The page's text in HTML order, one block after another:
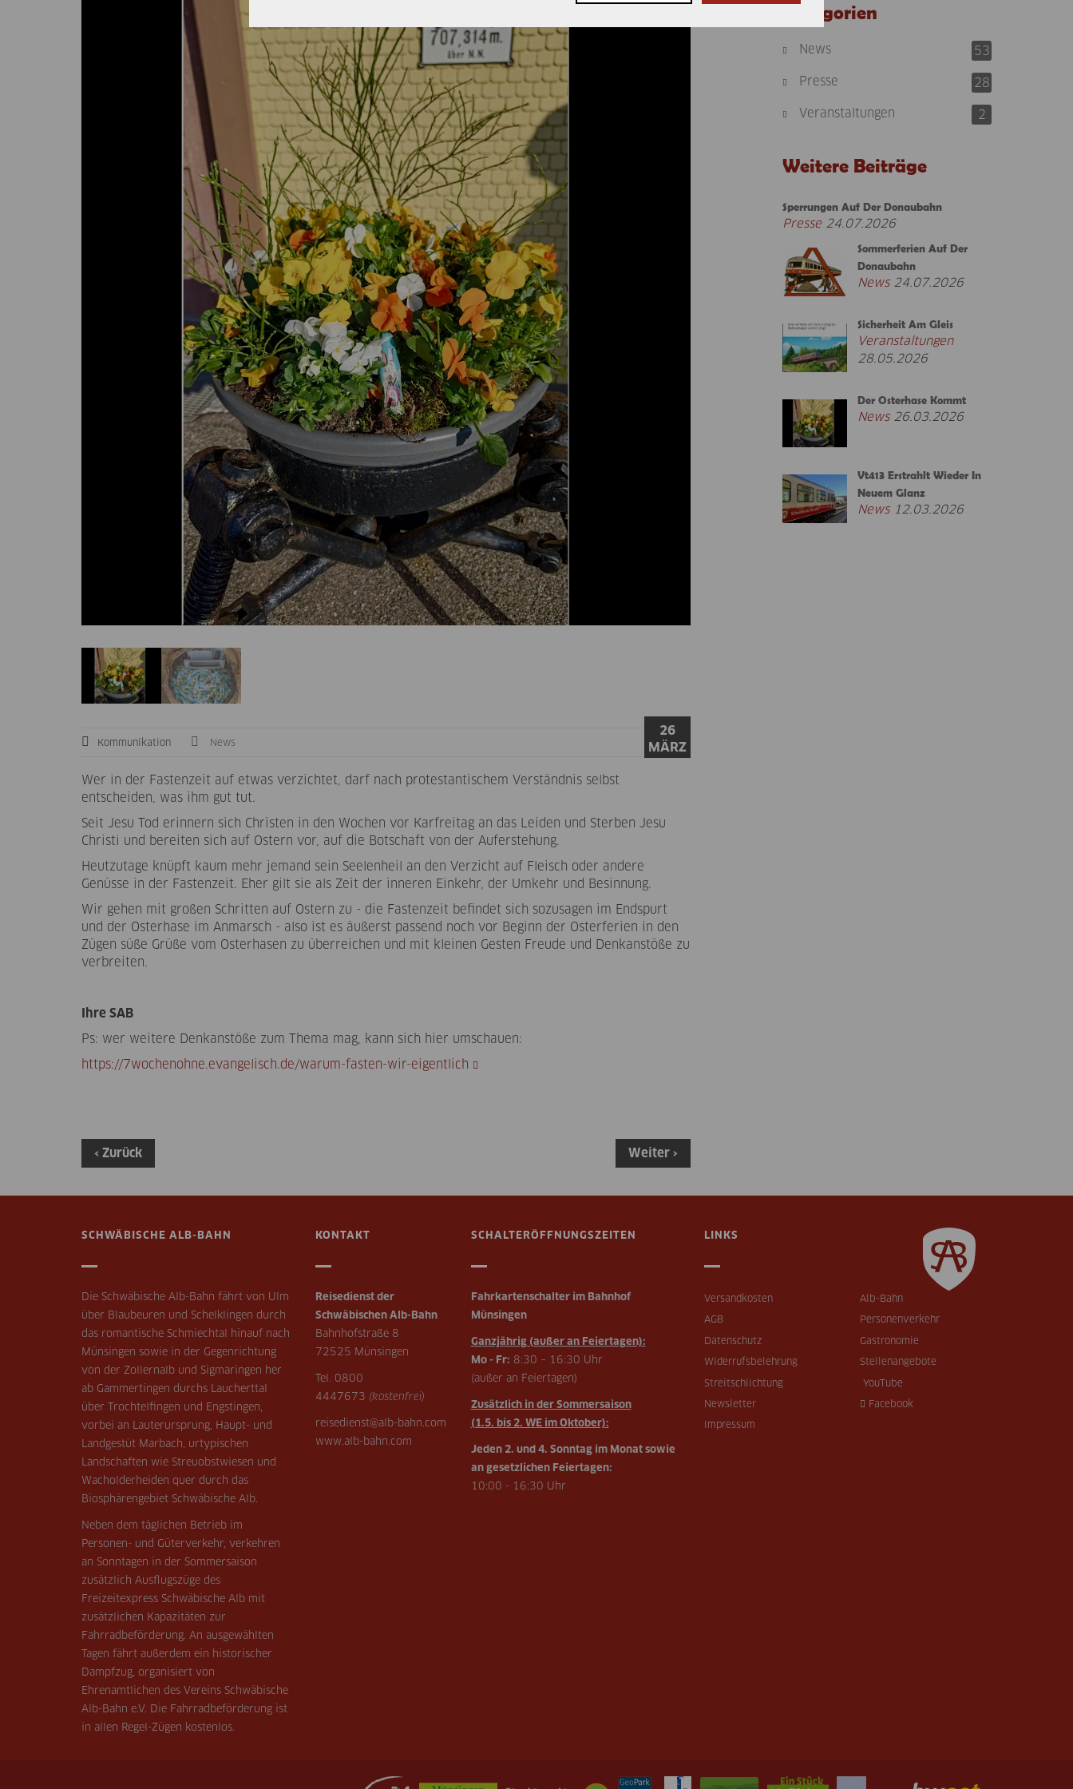
Kommunikation News
26
MÄRZ
Wer in der Fastenzeit auf etwas verzichtet, darf nach protestantischem Verständnis selbst
entscheiden, was ihm gut tut.
Seit Jesu Tod erinnern sich Christen in den Wochen vor Karfreitag an das Leiden und Sterben Jesu
Christi und bereiten sich auf Ostern vor, auf die Botschaft von der Auferstehung.
Heutzutage knüpft kaum mehr jemand sein Seelenheil an den Verzicht auf Fleisch oder andere
Genüsse in der Fastenzeit. Eher gilt sie als Zeit der inneren Einkehr, der Umkehr und Besinnung.
Wir gehen mit großen Schritten auf Ostern zu - die Fastenzeit befindet sich sozusagen im Endspurt
und der Osterhase im Anmarsch - also ist es äußerst passend noch vor Beginn der Osterferien in den
Zügen süße Grüße vom Osterhasen zu überreichen und mit kleinen Gesten Freude und Denkanstöße zu
verbreiten.
Ihre SAB
Ps: wer weitere Denkanstöße zum Thema mag, kann sich hier umschauen:
https://7wochenohne.evangelisch.de/warum-fasten-wir-eigentlich
‹ Zurück Weiter ›
Kategorien
News
53
Presse
28
Veranstaltungen
2
Weitere Beiträge
Sperrungen Auf Der Donaubahn
Presse24.07.2026
Sommerferien Auf Der
Donaubahn
News24.07.2026
Sicherheit Am Gleis
Veranstaltungen
28.05.2026
Der Osterhase Kommt
News26.03.2026
Vt413 Erstrahlt Wieder In
Neuem Glanz
News12.03.2026
SCHWÄBISCHE ALB-BAHN
Die Schwäbische Alb-Bahn fährt von Ulm
über Blaubeuren und Schelklingen durch
das romantische Schmiechtal hinauf nach
Münsingen sowie in der Gegenrichtung
von der Zollernalb und Sigmaringen her
ab Gammertingen durchs Laucherttal
über Trochtelfingen und Engstingen,
vorbei an Lauterursprung, Haupt- und
Landgestüt Marbach, urtypischen
Landschaften wie Streuobstwiesen und
Wacholderheiden quer durch das
Biosphärengebiet Schwäbische Alb.
Neben dem täglichen Betrieb im
Personen- und Güterverkehr, verkehren
an Sonntagen in der Sommersaison
zusätzlich Ausflugszüge des
Freizeitexpress Schwäbische Alb mit
zusätzlichen Kapazitäten zur
Fahrradbeförderung. An ausgewählten
Tagen fährt außerdem ein historischer
Dampfzug, organisiert von
Ehrenamtlichen des Vereins Schwäbische
Alb-Bahn e.V. Die Fahrradbeförderung ist
in allen Regel-Zügen kostenlos.
KONTAKT
Reisedienst der
Schwäbischen Alb-Bahn
Bahnhofstraße 8
72525 Münsingen
Tel. 0800
4447673 (kostenfrei)
reisedienst@alb-bahn.com
www.alb-bahn.com
SCHALTERÖFFNUNGSZEITEN
Fahrkartenschalter im Bahnhof
Münsingen
Ganzjährig (außer an Feiertagen):
Mo - Fr: 8:30 – 16:30 Uhr
(außer an Feiertagen)
Zusätzlich in der Sommersaison
(1.5. bis 2. WE im Oktober):
Jeden 2. und 4. Sonntag im Monat sowie
an gesetzlichen Feiertagen:
10:00 - 16:30 Uhr
LINKS
Versandkosten
AGB
Datenschutz
Widerrufsbelehrung
Streitschlichtung
Newsletter
Impressum
SERVICELINKS
Alb-Bahn
Personenverkehr
Gastronomie
Stellenangebote
YouTube
Facebook